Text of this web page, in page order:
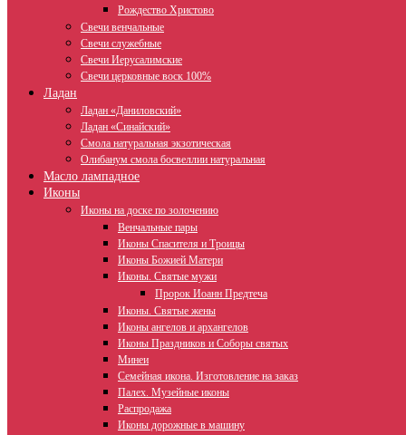
Рождество Христово
Свечи венчальные
Свечи служебные
Свечи Иерусалимские
Свечи церковные воск 100%
Ладан
Ладан «Даниловский»
Ладан «Синайский»
Смола натуральная экзотическая
Олибанум смола босвеллии натуральная
Масло лампадное
Иконы
Иконы на доске по золочению
Венчальные пары
Иконы Спасителя и Троицы
Иконы Божией Матери
Иконы. Святые мужи
Пророк Иоанн Предтеча
Иконы. Святые жены
Иконы ангелов и архангелов
Иконы Праздников и Соборы святых
Минеи
Семейная икона. Изготовление на заказ
Палех. Музейные иконы
Распродажа
Иконы дорожные в машину